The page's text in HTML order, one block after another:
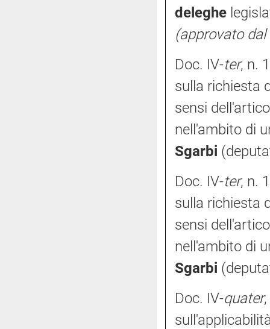
deleghe
(approvato dal
Doc. IV-ter, n.
sulla richiesta
sensi
nell'ambito di
Sgarbi
Doc. IV-ter, n.
sulla richiesta
sensi
nell'ambito di
Sgarbi
Doc. IV-quater